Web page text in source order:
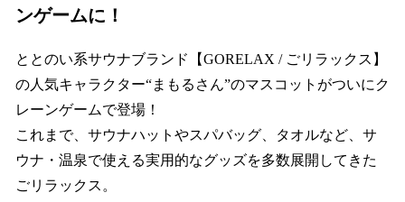
ンゲームに！
ととのい系サウナブランド【GORELAX / ごリラックス】
の人気キャラクター“まもるさん”のマスコットがついにク
レーンゲームで登場！
これまで、サウナハットやスパバッグ、タオルなど、サ
ウナ・温泉で使える実用的なグッズを多数展開してきた
ごリラックス。